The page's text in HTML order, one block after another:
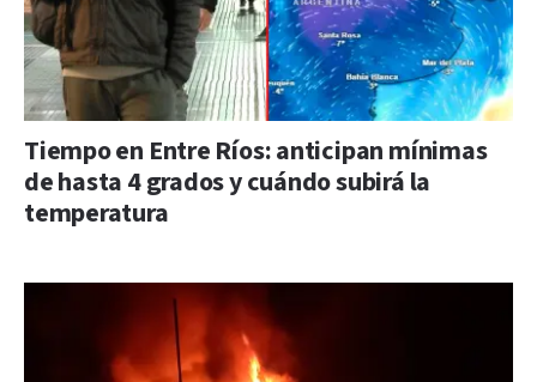
Tiempo en Entre Ríos: anticipan mínimas
de hasta 4 grados y cuándo subirá la
temperatura